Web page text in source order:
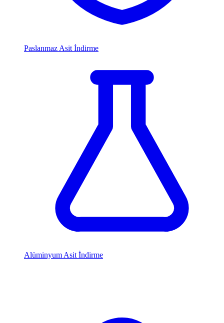
Paslanmaz Asit İndirme
Alüminyum Asit İndirme